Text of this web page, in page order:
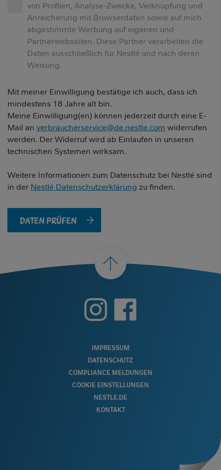
von Profilen, Analyse-Zwecke, Verknüpfung und
Anreicherung mit Browserdaten sowie auf mich
abgestimmte Werbung auf eigenen und
Partnerwebseiten. Diese Partner verarbeiten die
Daten ausschließlich für Nestlé und nach deren
Weisung.
Mit meiner Einwilligung bestätige ich auch, dass ich
mindestens 18 Jahre alt bin.
Meine Einwilligung(en) können jederzeit durch eine E-
Mail an verbraucherservice@de.nestle.com widerrufen
werden. Der Widerruf wird ab Einlaufen in unseren
technischen Systemen wirksam.
Weitere Informationen zum Datenschutz bei Nestlé sind
in der Nestlé Datenschutzerklärung zu finden.
nach
oben
IMPRESSUM
DATENSCHUTZ
COMPLIANCE MELDUNGEN
COOKIE EINSTELLUNGEN
NESTLE.DE
KONTAKT